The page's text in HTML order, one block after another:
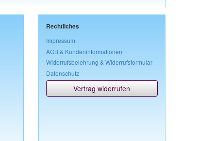
Rechtliches
Impressum
AGB & Kundeninformationen
Widerrufsbelehrung & Widerrufsformular
Datenschutz
Vertrag widerrufen